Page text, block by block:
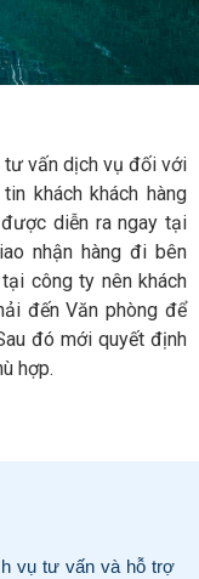
tư vấn dịch vụ đối với
khách khách hàng
diễn ra ngay tại
nhận hàng đi bên
công ty nên khách
đến Văn phòng để
đó mới quyết định
hợp.
vụ tư vấn và hỗ trợ